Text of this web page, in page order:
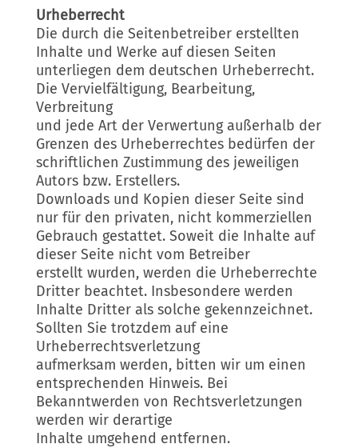
Urheberrecht
Die durch die Seitenbetreiber erstellten
Inhalte und Werke auf diesen Seiten
unterliegen dem deutschen Urheberrecht.
Die Vervielfältigung, Bearbeitung,
Verbreitung
und jede Art der Verwertung außerhalb der
Grenzen des Urheberrechtes bedürfen der
schriftlichen Zustimmung des jeweiligen
Autors bzw. Erstellers.
Downloads und Kopien dieser Seite sind
nur für den privaten, nicht kommerziellen
Gebrauch gestattet. Soweit die Inhalte auf
dieser Seite nicht vom Betreiber
erstellt wurden, werden die Urheberrechte
Dritter beachtet. Insbesondere werden
Inhalte Dritter als solche gekennzeichnet.
Sollten Sie trotzdem auf eine
Urheberrechtsverletzung
aufmerksam werden, bitten wir um einen
entsprechenden Hinweis. Bei
Bekanntwerden von Rechtsverletzungen
werden wir derartige
Inhalte umgehend entfernen.